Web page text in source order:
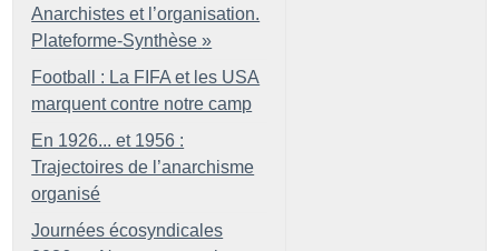
Anarchistes et l’organisation.
Plateforme-Synthèse »
Football : La FIFA et les USA
marquent contre notre camp
En 1926... et 1956 :
Trajectoires de l’anarchisme
organisé
Journées écosyndicales